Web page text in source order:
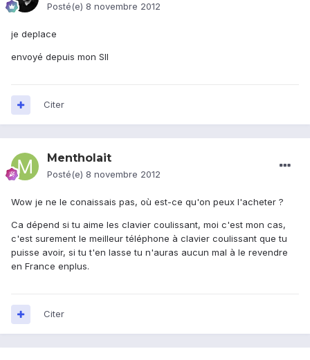
Posté(e) 8 novembre 2012
je deplace
envoyé depuis mon SII
Citer
Mentholait
Posté(e) 8 novembre 2012
Wow je ne le conaissais pas, où est-ce qu'on peux l'acheter ?
Ca dépend si tu aime les clavier coulissant, moi c'est mon cas,
c'est surement le meilleur téléphone à clavier coulissant que tu
puisse avoir, si tu t'en lasse tu n'auras aucun mal à le revendre
en France enplus.
Citer